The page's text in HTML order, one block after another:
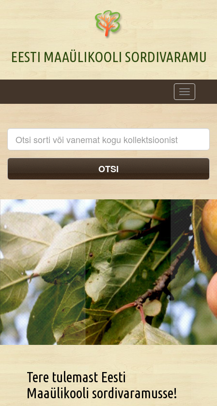
EESTI MAAÜLIKOOLI SORDIVARAMU
Toggle
navigation
OTSI
Tere tulemast Eesti
Maaülikooli sordivaramusse!